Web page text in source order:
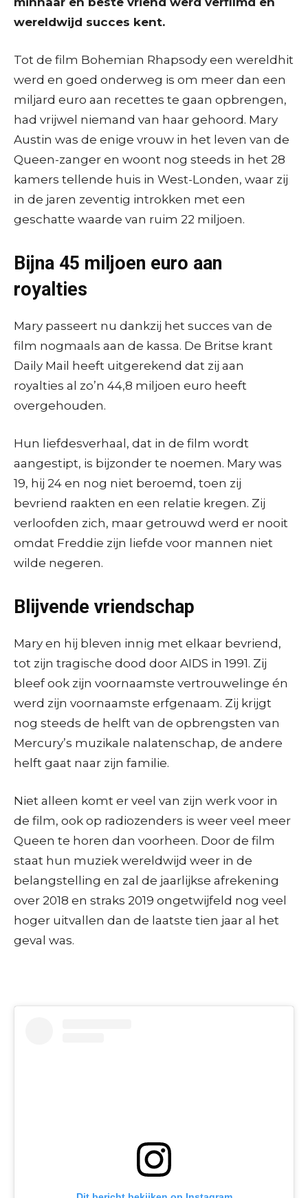
wereldwijd succes kent.
Tot de film Bohemian Rhapsody een wereldhit
werd en goed onderweg is om meer dan een
miljard euro aan recettes te gaan opbrengen,
had vrijwel niemand van haar gehoord. Mary
Austin was de enige vrouw in het leven van de
Queen-zanger en woont nog steeds in het 28
kamers tellende huis in West-Londen, waar zij
in de jaren zeventig introkken met een
geschatte waarde van ruim 22 miljoen.
Bijna 45 miljoen euro aan
royalties
Mary passeert nu dankzij het succes van de
film nogmaals aan de kassa. De Britse krant
Daily Mail heeft uitgerekend dat zij aan
royalties al zo’n 44,8 miljoen euro heeft
overgehouden.
Hun liefdesverhaal, dat in de film wordt
aangestipt, is bijzonder te noemen. Mary was
19, hij 24 en nog niet beroemd, toen zij
bevriend raakten en een relatie kregen. Zij
verloofden zich, maar getrouwd werd er nooit
omdat Freddie zijn liefde voor mannen niet
wilde negeren.
Blijvende vriendschap
Mary en hij bleven innig met elkaar bevriend,
tot zijn tragische dood door AIDS in 1991. Zij
bleef ook zijn voornaamste vertrouwelinge én
werd zijn voornaamste erfgenaam. Zij krijgt
nog steeds de helft van de opbrengsten van
Mercury’s muzikale nalatenschap, de andere
helft gaat naar zijn familie.
Niet alleen komt er veel van zijn werk voor in
de film, ook op radiozenders is weer veel meer
Queen te horen dan voorheen. Door de film
staat hun muziek wereldwijd weer in de
belangstelling en zal de jaarlijkse afrekening
over 2018 en straks 2019 ongetwijfeld nog veel
hoger uitvallen dan de laatste tien jaar al het
geval was.